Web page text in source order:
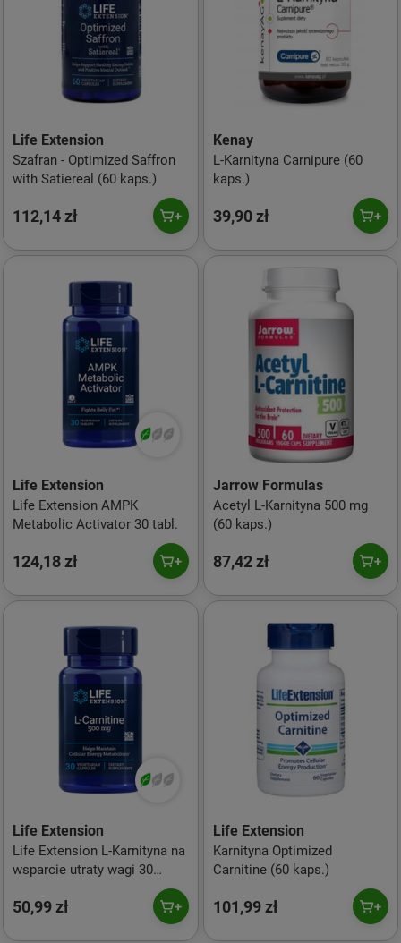
Life Extension
Szafran - Optimized Saffron
with Satiereal (60 kaps.)
112,14 zł
Kenay
L-Karnityna Carnipure (60
kaps.)
39,90 zł
Life Extension
Life Extension AMPK
Metabolic Activator 30 tabl.
124,18 zł
Jarrow Formulas
Acetyl L-Karnityna 500 mg
(60 kaps.)
87,42 zł
Life Extension
Life Extension L-Karnityna na
wsparcie utraty wagi 30
50,99 zł
Life Extension
Karnityna Optimized
Carnitine (60 kaps.)
101,99 zł